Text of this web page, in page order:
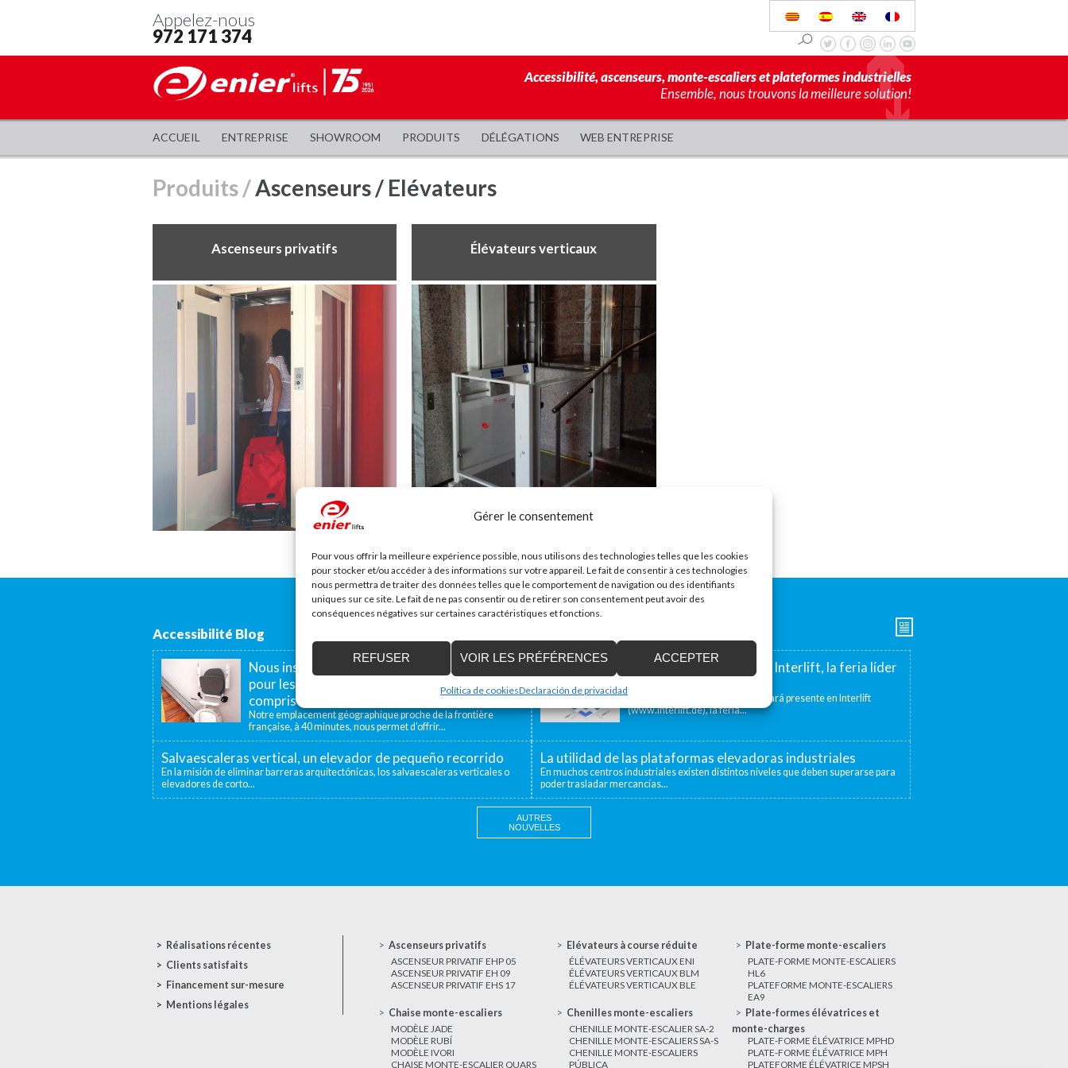
Gérer le consentement
Pour vous offrir la meilleure expérience possible, nous utilisons des technologies telles que les cookies
pour stocker et/ou accéder à des informations sur votre appareil. Le fait de consentir à ces technologies
nous permettra de traiter des données telles que le comportement de navigation ou des identifiants
uniques sur ce site. Le fait de ne pas consentir ou de retirer son consentement peut avoir des
conséquences négatives sur certaines caractéristiques et fonctions.
ACCEPTER
REFUSER VOIR LES PRÉFÉRENCES
Política de cookiesDeclaración de privacidad
Appelez-nous
972 171 374
Accessibilité, ascenseurs, monte-escaliers et plateformes industrielles
Ensemble, nous trouvons la meilleure solution!
ACCUEIL ENTREPRISE SHOWROOM PRODUITS DÉLÉGATIONS WEB ENTREPRISE
Produits /Ascenseurs / Elévateurs
Ascenseurs privatifs Élévateurs verticaux
Accessibilité Blog
Nous installons des plates-formes élévatrices
pour les personnes à mobilité réduite, y
compris en France
Notre emplacement géographique proche de la frontière
française, à 40 minutes, nous permet d’offrir...
Enier estará presente en Interlift, la feria líder
Del 13 al 16 de Octubre Enier estará presente en Interlift
(www.interlift.de), la feria...
Salvaescaleras vertical, un elevador de pequeño recorrido
En la misión de eliminar barreras arquitectónicas, los salvaescaleras verticales o
elevadores de corto...
La utilidad de las plataformas elevadoras industriales
En muchos centros industriales existen distintos niveles que deben superarse para
poder trasladar mercancías...
AUTRES
NOUVELLES
Réalisations récentes
Clients satisfaits
Financement sur-mesure
Mentions légales
Ascenseurs privatifs
ASCENSEUR PRIVATIF EHP 05
ASCENSEUR PRIVATIF EH 09
ASCENSEUR PRIVATIF EHS 17
Elévateurs à course réduite
ÉLÉVATEURS VERTICAUX ENI
ÉLÉVATEURS VERTICAUX BLM
ÉLÉVATEURS VERTICAUX BLE
Plate-forme monte-escaliers
PLATE-FORME MONTE-ESCALIERS
HL6
PLATEFORME MONTE-ESCALIERS
EA9
Chaise monte-escaliers
MODÈLE JADE
MODÈLE RUBÍ
MODÈLE IVORI
CHAISE MONTE-ESCALIER QUARS
Chenilles monte-escaliers
CHENILLE MONTE-ESCALIER SA-2
CHENILLE MONTE-ESCALIERS SA-S
CHENILLE MONTE-ESCALIERS
PÚBLICA
Plate-formes élévatrices et
monte-charges
PLATE-FORME ÉLÉVATRICE MPHD
PLATE-FORME ÉLÉVATRICE MPH
PLATEFORME ÉLÉVATRICE MPSH